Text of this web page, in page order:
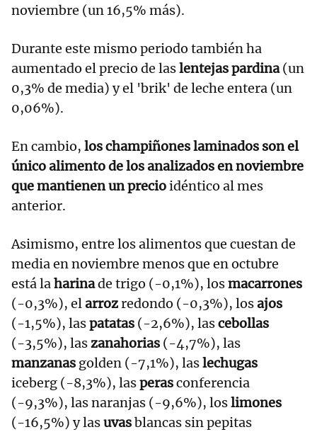
noviembre (un 16,5% más).
Durante este mismo periodo también ha
aumentado el precio de laslentejas pardina(un
0,3% de media) y el 'brik' de leche entera (un
0,06%).
En cambio, los champiñones laminados son el
único alimento de los analizados en noviembre
que mantienen un precioidéntico al mes
anterior.
Asimismo, entre los alimentos que cuestan de
media en noviembre menos que en octubre
está laharinade trigo (-0,1%), losmacarrones
(-0,3%), elarrozredondo (-0,3%), losajos
(-1,5%), laspatatas (-2,6%), lascebollas
(-3,5%), laszanahorias (-4,7%), las
manzanas golden (-7,1%), laslechugas
iceberg (-8,3%), lasperasconferencia
(-9,3%), las naranjas (-9,6%), loslimones
(-16,5%) y lasuvasblancas sin pepitas